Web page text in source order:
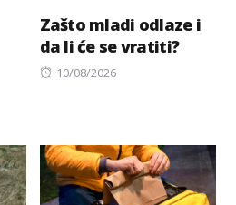
Zašto mladi odlaze i
da li će se vratiti?
Posted
10/08/2026